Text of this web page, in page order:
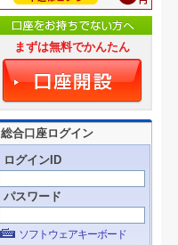
まずは無料でかんたん
総合口座ログイン
ログインID
パスワード
ソフトウェアキーボード